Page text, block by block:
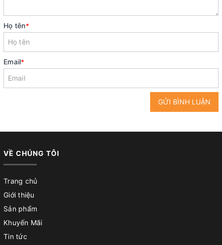
Họ tên*
Email*
GỬI BÌNH LUẬN
VỀ CHÚNG TÔI
Trang chủ
Giới thiệu
Sản phẩm
Khuyến Mãi
Tin tức